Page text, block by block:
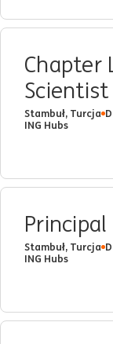
Chapter
Stambuł, Turcja
ING Hubs
Stambuł, Turcja
ING Hubs